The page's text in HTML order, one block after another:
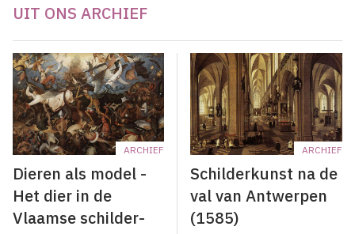
UIT ONS ARCHIEF
ARCHIEF
Dieren als model -
Het dier in de
Vlaamse schilder-
ARCHIEF
Schilderkunst na de
val van Antwerpen
(1585)